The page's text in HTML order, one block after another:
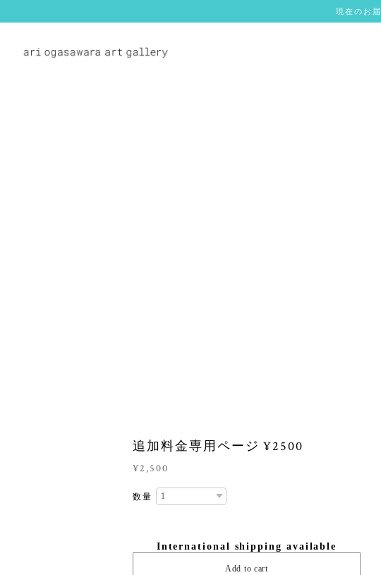
現在のお
追加料金専用ページ ¥2500
¥2,500
数量
International shipping available
Add to cart